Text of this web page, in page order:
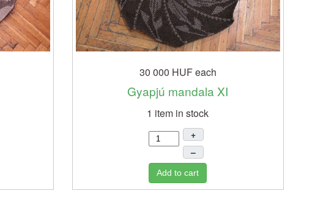
30 000 HUFeach
Gyapjú mandala XI
1 item in stock
+
–
Add to cart